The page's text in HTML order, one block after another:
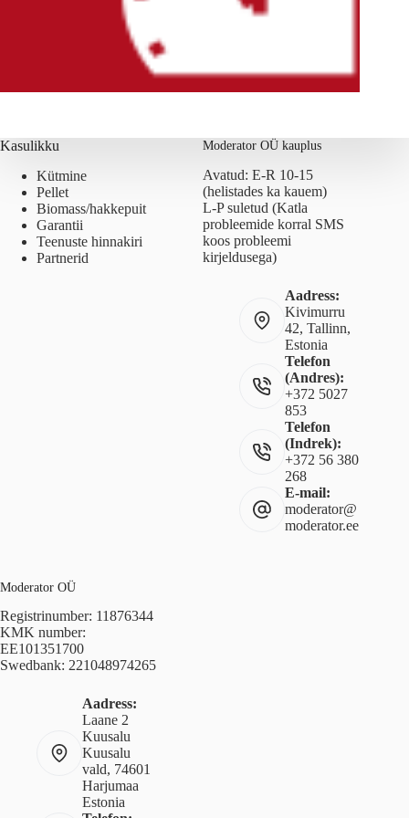
Kasulikku
Kütmine
Pellet
Biomass/hakkepuit
Garantii
Teenuste hinnakiri
Partnerid
Moderator OÜ kauplus
Avatud: E-R 10-15
(helistades ka kauem)
L-P suletud (Katla
probleemide korral SMS
koos probleemi
kirjeldusega)
Aadress:
Kivimurru
42, Tallinn,
Estonia
Telefon
(Andres):
+372 5027
853
Telefon
(Indrek):
+372 56 380
268
E-mail:
moderator@
moderator.ee
Moderator OÜ
Registrinumber: 11876344
KMK number:
EE101351700
Swedbank: 221048974265
Aadress:
Laane 2
Kuusalu
Kuusalu
vald, 74601
Harjumaa
Estonia